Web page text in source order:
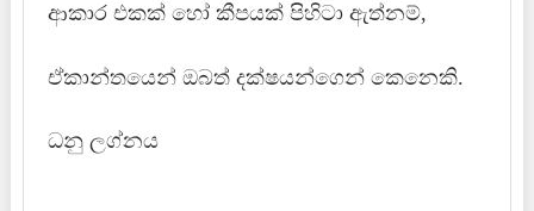
ආකාර එකක් හෝ කීපයක් පිහිටා ඇත්නම්,
ඒකාන්තයෙන් ඔබත් දක්ෂයන්ගෙන් කෙනෙකි.
ධනු ලග්නය